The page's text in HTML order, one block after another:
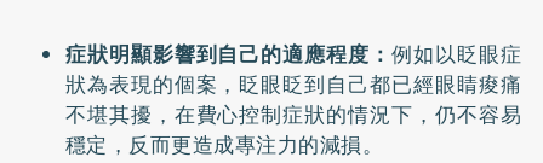
症狀明顯影響到自己的適應程度： 例如以眨眼症
狀為表現的個案，眨眼眨到自己都已經眼睛痠痛
不堪其擾，在費心控制症狀的情況下，仍不容易
穩定，反而更造成專注力的減損。